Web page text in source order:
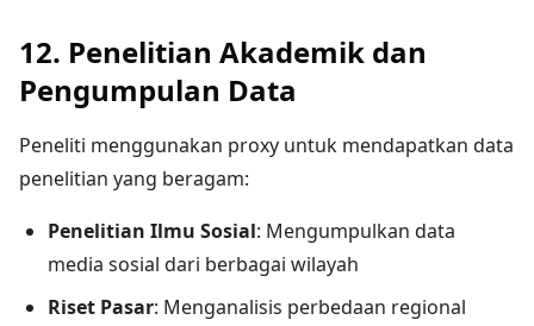
12. Penelitian Akademik dan
Pengumpulan Data
Peneliti menggunakan proxy untuk mendapatkan data
penelitian yang beragam:
Penelitian Ilmu Sosial: Mengumpulkan data
media sosial dari berbagai wilayah
Riset Pasar: Menganalisis perbedaan regional